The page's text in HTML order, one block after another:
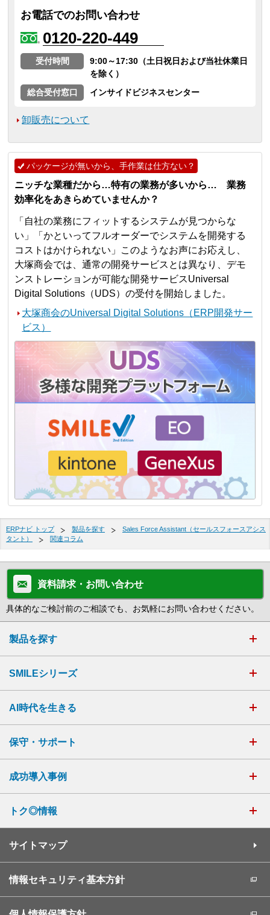
お電話でのお問い合わせ
0120-220-449
受付時間
9:00～17:30（土日祝日および当社休業日
を除く）
総合受付窓口
インサイドビジネスセンター
卸販売について
パッケージが無いから、手作業は仕方ない？
ニッチな業種だから…特有の業務が多いから… 業務
効率化をあきらめていませんか？
「自社の業務にフィットするシステムが見つからな
い」「かといってフルオーダーでシステムを開発する
コストはかけられない」このようなお声にお応えし、
大塚商会では、通常の開発サービスとは異なり、デモ
ンストレーションが可能な開発サービスUniversal
Digital Solutions（UDS）の受付を開始しました。
大塚商会のUniversal Digital Solutions（ERP開発サー
ビス）
ERPナビ トップ 製品を探す
Sales Force Assistant（セールスフォースアシス
タント）
関連コラム
資料請求・お問い合わせ
具体的なご検討前のご相談でも、お気軽にお問い合わせください。
製品を探す
SMILEシリーズ
AI時代を生きる
保守・サポート
成功導入事例
トク◎情報
サイトマップ
情報セキュリティ基本方針